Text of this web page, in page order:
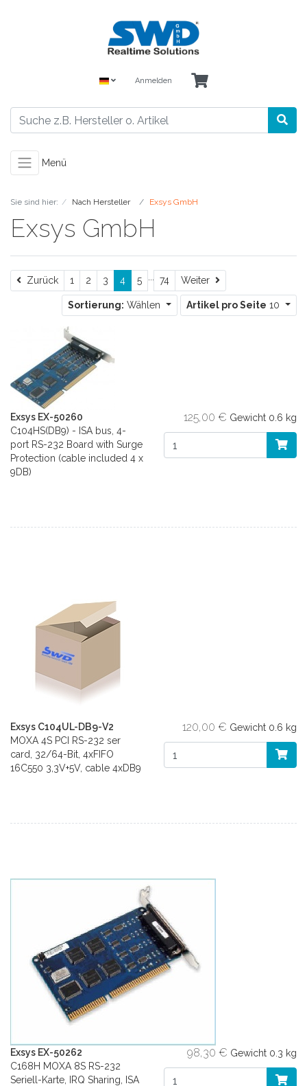
Anmelden
Menü
Sie sind hier: Nach Hersteller Exsys GmbH
Exsys GmbH
ZurückZurück
1 2 3 4 5 74 Weiter Weiter
Sortierung: Wählen Artikel pro Seite 10
Exsys EX-50260
C104HS(DB9) - ISA bus, 4-
port RS-232 Board with Surge
Protection (cable included 4 x
9DB)
125,00 € Gewicht 0.6 kg
Exsys C104UL-DB9-V2
MOXA 4S PCI RS-232 ser
card, 32/64-Bit, 4xFIFO
16C550 3,3V+5V, cable 4xDB9
120,00 € Gewicht 0.6 kg
Exsys EX-50262
C168H MOXA 8S RS-232
Seriell-Karte, IRQ Sharing, ISA
98,30 € Gewicht 0.3 kg